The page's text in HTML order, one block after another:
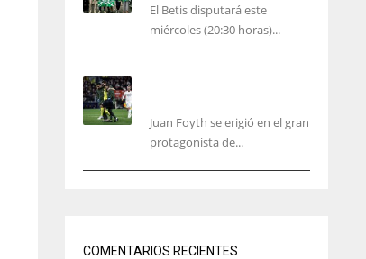
El Betis disputará este
miércoles (20:30 horas)...
Juan Foyth se erigió en el gran
protagonista de...
COMENTARIOS RECIENTES